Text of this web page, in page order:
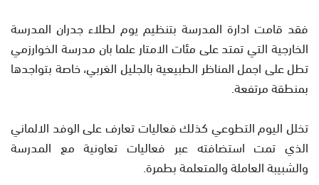
فقد قامت ادارة المدرسة بتنظيم يوم لطلاء جدران المدرسة
الخارجية التي تمتد على مئات الامتار علما بان مدرسة الخوارزمي
تطل على اجمل المناظر الطبيعية بالجليل الغربي، خاصة بتواجدها
بمنطقة مرتفعة.
تخلل اليوم التطوعي كذلك فعاليات تعارف على الوفد الالماني
الذي تمت استضافته عبر فعاليات تعاونية مع المدرسة
والشبيبة العاملة والمتعلمة بطمرة.